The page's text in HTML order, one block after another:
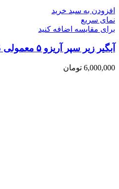
افزودن به سبد خرید
نمای سریع
برای مقایسه اضافه کنید
آبگیر زیر سپر آریزو ۵ معمولی ARRIZO 5
6,000,000 تومان